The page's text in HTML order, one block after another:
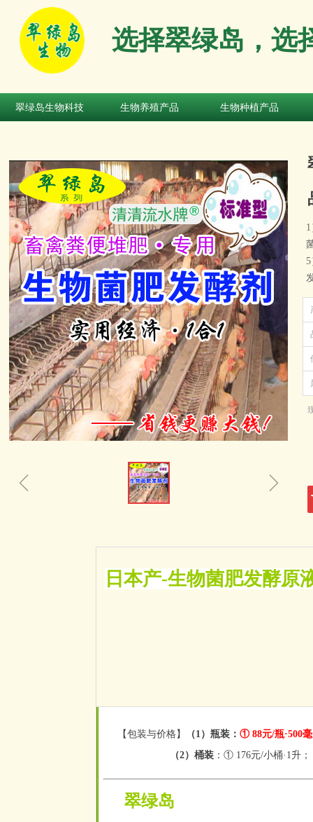
选择翠绿岛，选
翠绿岛生物科技 生物养殖产品 生物种植产品
ꁆ ꁇ
日本产-生物菌肥发酵原
【包装与价格】 （1）瓶装： ① 88元/瓶·500
（2）桶装 ：① 176元/小桶·1升
翠绿岛
5